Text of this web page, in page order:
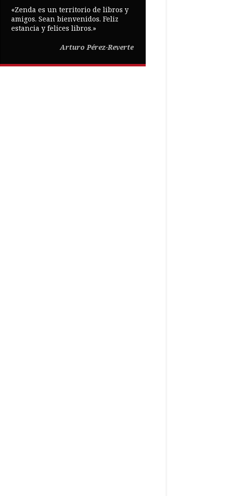
«Zenda es un territorio de libros y
amigos. Sean bienvenidos. Feliz
estancia y felices libros.»
Arturo Pérez-Reverte